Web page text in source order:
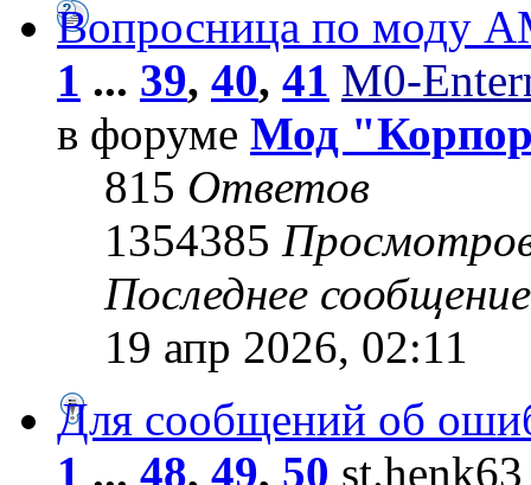
Вопросница по моду
1 ... 39, 40, 41 M0-
в форуме Мод
815 Ответов
1354385
Последнее
19 апр 2026, 02:11
Для сообщений об
1 ... 48, 49, 50 st.henk63